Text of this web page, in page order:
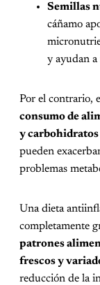
Semillas
cáñamo
y ayudan
Por el contrario,
consumo de
y
pueden
problemas
Una dieta
completamente
patrones
frescos y
reducción de la